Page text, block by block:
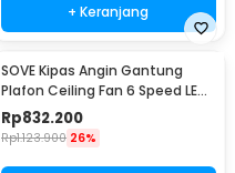
+ Keranjang
SOVE Kipas Angin Gantung
Plafon Ceiling Fan 6 Speed LED
52 Inch - FS2008
Rp832.200
Rp1.123.900 26%